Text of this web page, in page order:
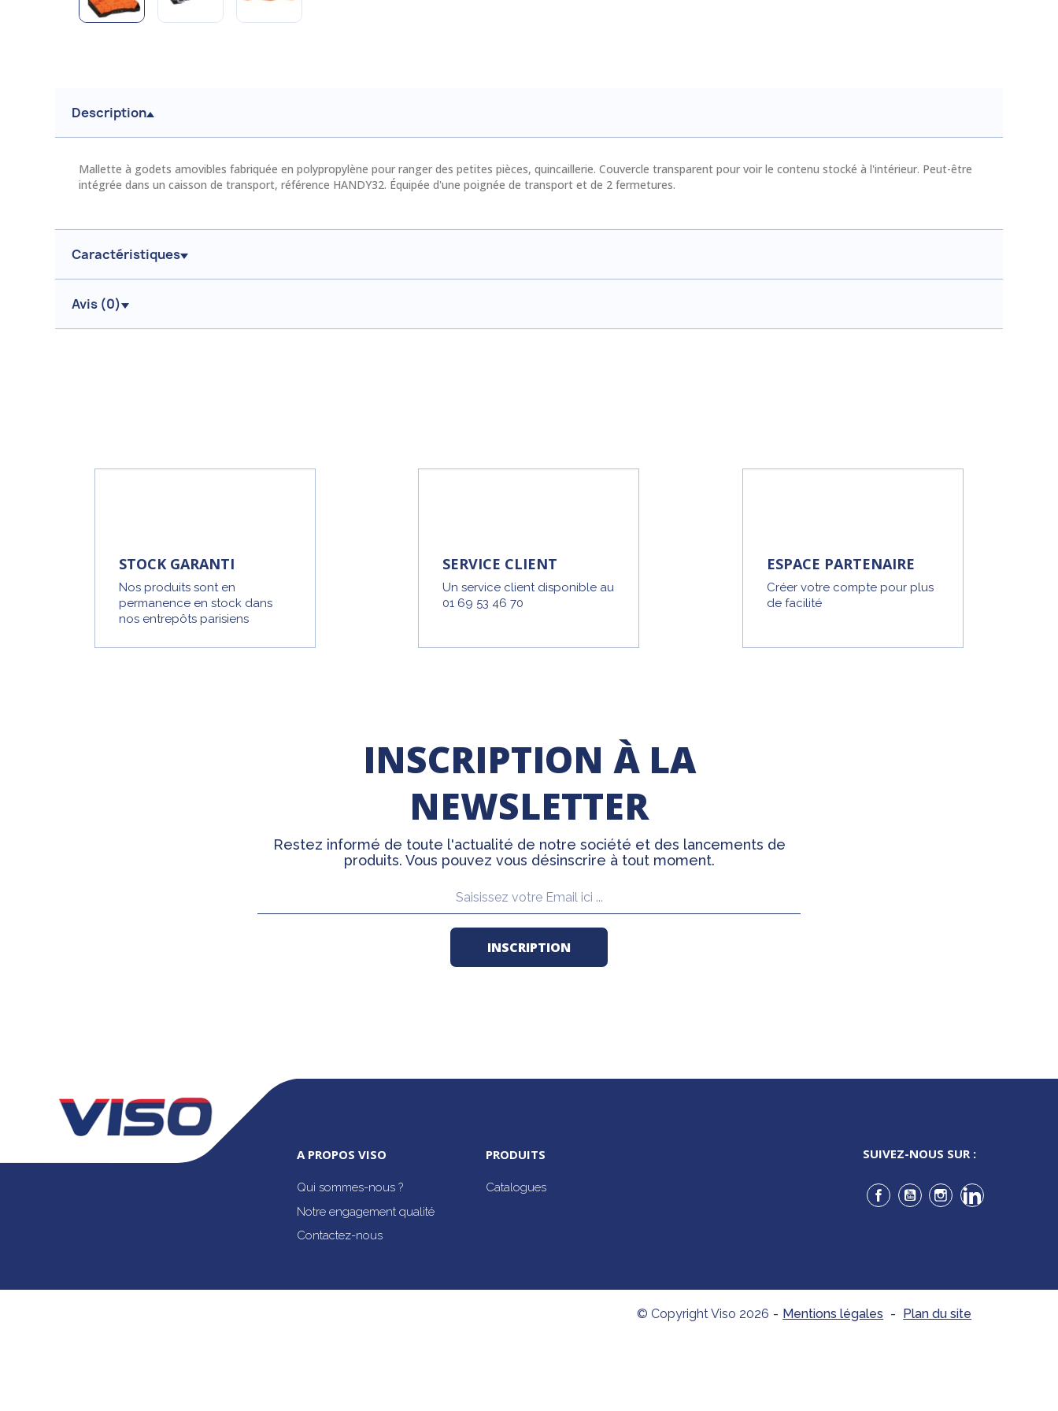
Description
Mallette à godets amovibles fabriquée en polypropylène pour ranger des petites pièces, quincaillerie. Couvercle transparent pour voir le contenu stocké à l'intérieur. Peut-être
intégrée dans un caisson de transport, référence HANDY32. Équipée d'une poignée de transport et de 2 fermetures.
Caractéristiques
Avis (0)
STOCK GARANTI
Nos produits sont en
permanence en stock dans
nos entrepôts parisiens
SERVICE CLIENT
Un service client disponible au
01 69 53 46 70
ESPACE PARTENAIRE
Créer votre compte pour plus
de facilité
INSCRIPTION À LA
NEWSLETTER
Restez informé de toute l'actualité de notre société et des lancements de
produits. Vous pouvez vous désinscrire à tout moment.
A PROPOS VISO
Qui sommes-nous ?
Notre engagement qualité
Contactez-nous
PRODUITS
Catalogues
SUIVEZ-NOUS SUR :
Facebook
YouTubeInstagramLinkedIn
© Copyright Viso 2026 - Mentions légales - Plan du site